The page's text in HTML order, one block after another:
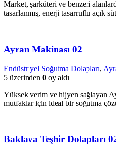
Market, şarküteri ve benzeri
tasarlanmış, enerji tasarruflu açık
Ayran Makinası 02
Endüstriyel Soğutma Dolapları,
5 üzerinden 0 oy aldı
Yüksek verim ve hijyen sağlayan
mutfaklar için ideal bir soğutma
Baklava Teşhir Dolapları